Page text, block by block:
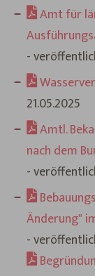
Amt für
-
21.05.2025
Amtl.
nach dem
-
Änderung"
-